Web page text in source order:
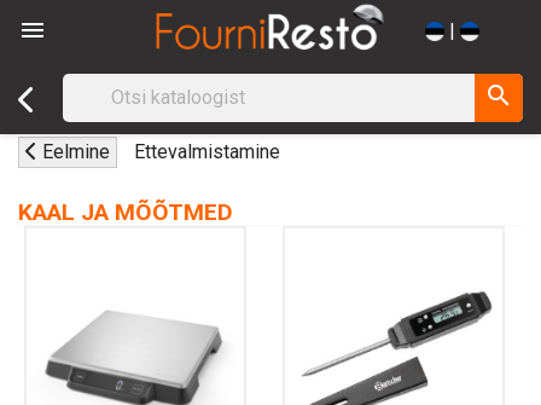
 |
search
Eelmine Ettevalmistamine
KAAL JA MÕÕTMED